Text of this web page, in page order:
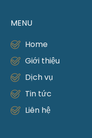
MENU
Home
Giới thiệu
Dịch vụ
Tin tức
Liên hệ